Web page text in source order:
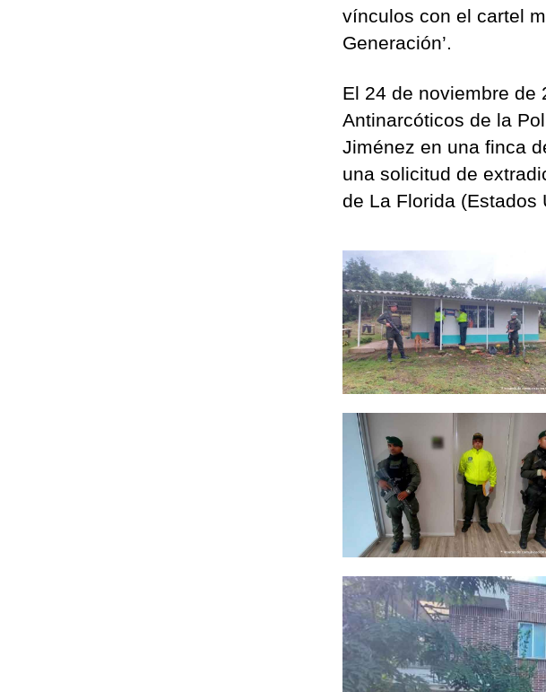
vínculos con el cartel
Generación’.
El 24 de noviembre de
Antinarcóticos de la
Jiménez en una finca
una solicitud de
de La Florida (Estados